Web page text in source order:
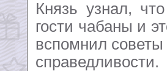
Князь узнал,
гости чабаны и
вспомнил
справедливости.